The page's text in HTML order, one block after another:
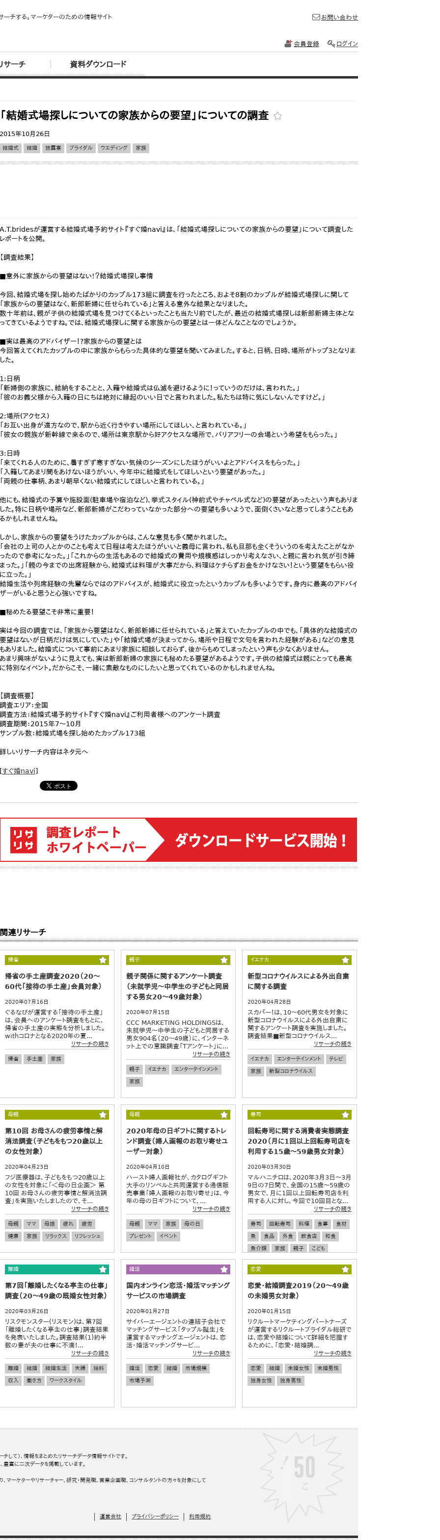
ーチする。マーケターのための情報サイト
サーチ 資料ダウンロード
お問い合わせ
会員登録 ログイン
「結婚式場探しについての家族からの要望」についての調査
2015年10月26日
結婚式 結婚 披露宴 ブライダル ウエディング 家族
A.T.bridesが運営する結婚式場予約サイト『すぐ婚navi』は、「結婚式場探しについての家族からの要望」について調査した
レポートを公開。
【調査結果】
■意外に家族からの要望はない!？結婚式場探し事情
今回、結婚式場を探し始めたばかりのカップル173組に調査を行ったところ、およそ8割のカップルが結婚式場探しに関して
「家族からの要望はなく、新郎新婦に任せられている」と答える意外な結果となりました。
数十年前は、親が子供の結婚式場を見つけてくるといったことも当たり前でしたが、最近の結婚式場探しは新郎新婦主体とな
ってきているようですね。では、結婚式場探しに関する家族からの要望とは一体どんなことなのでしょうか。
■実は最高のアドバイザー！?家族からの要望とは
今回答えてくれたカップルの中に家族からもらった具体的な要望を聞いてみました。すると、日柄、日時、場所がトップ3となりま
した。
1:日柄
「新婦側の家族に、結納をすることと、入籍や結婚式は仏滅を避けるように！っていうのだけは、言われた。」
「彼のお義父様から入籍の日にちは絶対に縁起のいい日でと言われました。私たちは特に気にしないんですけど。」
2:場所(アクセス)
「お互い出身が遠方なので、駅から近く行きやすい場所にしてほしい、と言われている。」
「彼女の親族が新幹線で来るので、場所は東京駅から好アクセスな場所で、バリアフリーの会場という希望をもらった。」
3:日時
「来てくれる人のために、暑すぎず寒すぎない気候のシーズンにしたほうがいいよとアドバイスをもらった。」
「入籍してあまり間をあけないほうがいい、今年中に結婚式をしてほしいという要望があった。」
「両親の仕事柄、あまり朝早くない結婚式にしてほしいと言われている。」
他にも、結婚式の予算や施設面(駐車場や宿泊など)、挙式スタイル(神前式やチャペル式など)の要望があったという声もありま
した。特に日柄や場所など、新郎新婦がこだわっていなかった部分への要望も多いようで、面倒くさいなと思ってしまうこともあ
るかもしれませんね。
しかし、家族からの要望をうけたカップルからは、こんな意見も多く聞かれました。
「会社の上司の人とかのことも考えて日程は考えたほうがいいと義母に言われ、私も旦那も全くそういうのを考えたことがなか
ったので参考になった。」「これからの生活もあるので結婚式の費用や規模感はしっかり考えなさい、と親に言われ気が引き締
まった。」「親の今までの出席経験から、結婚式は料理が大事だから、料理はケチらずお金をかけなさい！という要望をもらい役
に立った。」
結婚生活や列席経験の先輩ならではのアドバイスが、結婚式に役立ったというカップルも多いようです。身内に最高のアドバイ
ザーがいると思うと心強いですね。
■秘めたる要望こそ非常に重要！
実は今回の調査では、「家族から要望はなく、新郎新婦に任せられている」と答えていたカップルの中でも、「具体的な結婚式の
要望はないが日柄だけは気にしていた」や「結婚式場が決まってから、場所や日程で文句を言われた経験がある」などの意見
もありました。結婚式について事前にあまり家族に相談しておらず、後からもめてしまったという声も少なくありません。
あまり興味がないように見えても、実は新郎新婦の家族にも秘めたる要望があるようです。子供の結婚式は親にとっても最高
に特別なイベント。だからこそ、一緒に素敵なものにしたいと思ってくれているのかもしれませんね。
【調査概要】
調査エリア：全国
調査方法：結婚式場予約サイト『すぐ婚navi』ご利用者様へのアンケート調査
調査期間：2015年7～10月
サンプル数：結婚式場を探し始めたカップル173組
詳しいリサーチ内容はネタ元へ
[すぐ婚navi]
関連リサーチ
帰省
帰省の手土産調査2020（20～
60代「接待の手土産」会員対象）
2020年07月16日
ぐるなびが運営する「接待の手土産」
は、会員へのアンケート調査をもとに、
帰省の手土産の実態を分析しました。
withコロナとなる2020年の夏...
リサーチの続き
帰省 手土産 家族
親子
親子関係に関するアンケート調査
（未就学児～中学生の子どもと同居
する男女20～49歳対象）
2020年07月15日
CCC MARKETING HOLDINGSは、
未就学児～中学生の子どもと同居する
男女904名（20～49歳）に、インターネ
ット上での意識調査「Tアンケート」に...
リサーチの続き
親子 イエナカ
エンターテインメント
家族
イエナカ
新型コロナウイルスによる外出自粛
に関する調査
2020年04月28日
スカパー！は、10～60代男女を対象に
新型コロナウイルスによる外出自粛に
関するアンケート調査を実施しました。
調査結果■新型コロナウイルス...
リサーチの続き
イエナカ エンターテインメント
テレビ
家族
新型コロナウイルス
母親
第10回 お母さんの疲労事情と解
消法調査（子どもをもつ20歳以上
の女性対象）
2020年04月23日
フジ医療器は、子どもをもつ20歳以上
の女性を対象に「＜母の日企画＞ 第
10回 お母さんの疲労事情と解消法調
査」を実施いたしましたので、そ...
リサーチの続き
母親 ママ 母娘 疲れ
疲労
健康
家族 リラックス リフレッシュ
母親
2020年母の日ギフトに関するトレ
ンド調査（婦人画報のお取り寄せユ
ーザー対象）
2020年04月10日
ハースト婦人画報社が、カタログギフト
大手のリンベルと共同運営する通信販
売事業「婦人画報のお取り寄せ」は、今
年の母の日ギフトについて、...
リサーチの続き
母親 ママ 家族
母の日
プレゼント
イベント
寿司
回転寿司に関する消費者実態調査
2020（月に1回以上回転寿司店を
利用する15歳～59歳男女対象）
2020年03月30日
マルハニチロは、2020年3月3日～3月
9日の7日間で、全国の15歳～59歳の
男女で、月に1回以上回転寿司店を利
用する人に対し、今回で10回目とな...
リサーチの続き
寿司 回転寿司 料理 食事
食材
魚
食品 外食 飲食店
和食
魚介類
家族 親子
こども
子ども
訪日外国人 デート
恋愛
離婚
第7回「離婚したくなる亭主の仕事」
調査（20～49歳の既婚女性対象）
2020年03月26日
リスクモンスター(リスモン)は、第7回
「離婚したくなる亭主の仕事」調査結果
を発表いたしました。調査結果(1)約半
数の妻が夫の仕事に不満！...
リサーチの続き
離婚 結婚 結婚生活 夫婦
給料
収入
働き方 ワークスタイル
婚活
国内オンライン恋活・婚活マッチング
サービスの市場調査
2020年01月27日
サイバーエージェントの連結子会社で
マッチングサービス「タップル誕生」を
運営するマッチングエージェントは、恋
活・婚活マッチングサービ...
リサーチの続き
婚活 恋愛 結婚
市場規模
市場予測
恋愛
恋愛・結婚調査2019（20～49歳
の未婚男女対象）
2020年01月15日
リクルートマーケティングパートナーズ
が運営するリクルートブライダル総研で
は、恋愛や結婚について詳細を把握す
るために、「恋愛・結婚調...
リサーチの続き
恋愛 結婚 未婚女性
未婚男性
独身女性
独身男性
して）、情報をまとめたリサーチデータ情報サイトです。
富に二次データを掲載しています。
マーケターやリサーチャー、研究・開発職、営業企画職、コンサルタントの方々を対象にして
利用規約
プライバシーポリシー
運営会社